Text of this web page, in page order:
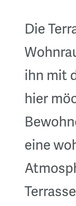
Die
ihn mit
hier
eine